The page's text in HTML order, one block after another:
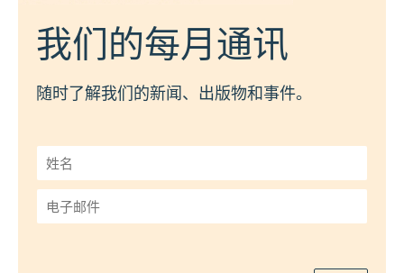
我们的每月通讯
随时了解我们的新闻、出版物和事件。
姓
名
*
子